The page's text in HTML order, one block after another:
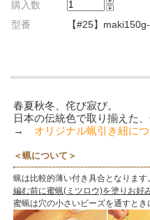
購入数
型番
【#25】
春夏秋冬、侘び寂び。
日本の伝統色で取り揃えた
→ オリジナル蝋引き紐に
＜蝋について＞
蝋は比較的薄い付き具合となります
編む前に蜜蝋(ミツロウ)を塗りお好
蜜蝋は穴の小さいビーズを通すとき